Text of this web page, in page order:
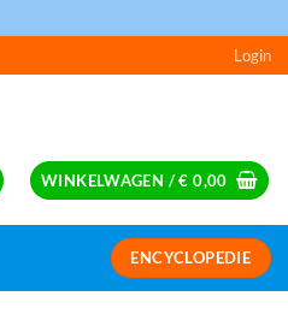
Login
WINKELWAGEN /€ 0,00
ENCYCLOPEDIE